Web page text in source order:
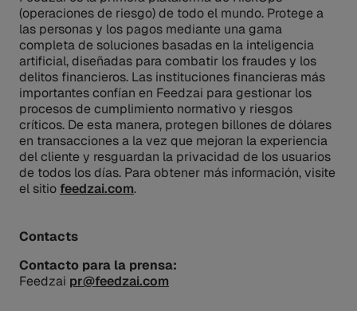
(operaciones de riesgo) de todo el mundo. Protege a
las personas y los pagos mediante una gama
completa de soluciones basadas en la inteligencia
artificial, diseñadas para combatir los fraudes y los
delitos financieros. Las instituciones financieras más
importantes confían en Feedzai para gestionar los
procesos de cumplimiento normativo y riesgos
críticos. De esta manera, protegen billones de dólares
en transacciones a la vez que mejoran la experiencia
del cliente y resguardan la privacidad de los usuarios
de todos los días. Para obtener más información, visite
el sitio feedzai.com.
Contacts
Contacto para la prensa:
Feedzai pr@feedzai.com